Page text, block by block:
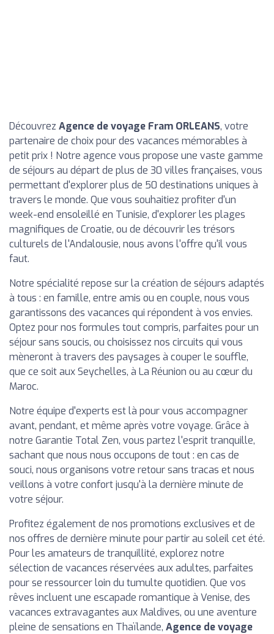
Découvrez Agence de voyage Fram ORLEANS, votre
partenaire de choix pour des vacances mémorables à
petit prix ! Notre agence vous propose une vaste gamme
de séjours au départ de plus de 30 villes françaises, vous
permettant d'explorer plus de 50 destinations uniques à
travers le monde. Que vous souhaitiez profiter d'un
week-end ensoleillé en Tunisie, d'explorer les plages
magnifiques de Croatie, ou de découvrir les trésors
culturels de l'Andalousie, nous avons l'offre qu'il vous
faut.
Notre spécialité repose sur la création de séjours adaptés
à tous : en famille, entre amis ou en couple, nous vous
garantissons des vacances qui répondent à vos envies.
Optez pour nos formules tout compris, parfaites pour un
séjour sans soucis, ou choisissez nos circuits qui vous
mèneront à travers des paysages à couper le souffle,
que ce soit aux Seychelles, à La Réunion ou au cœur du
Maroc.
Notre équipe d'experts est là pour vous accompagner
avant, pendant, et même après votre voyage. Grâce à
notre Garantie Total Zen, vous partez l'esprit tranquille,
sachant que nous nous occupons de tout : en cas de
souci, nous organisons votre retour sans tracas et nous
veillons à votre confort jusqu'à la dernière minute de
votre séjour.
Profitez également de nos promotions exclusives et de
nos offres de dernière minute pour partir au soleil cet été.
Pour les amateurs de tranquillité, explorez notre
sélection de vacances réservées aux adultes, parfaites
pour se ressourcer loin du tumulte quotidien. Que vos
rêves incluent une escapade romantique à Venise, des
vacances extravagantes aux Maldives, ou une aventure
pleine de sensations en Thaïlande, Agence de voyage